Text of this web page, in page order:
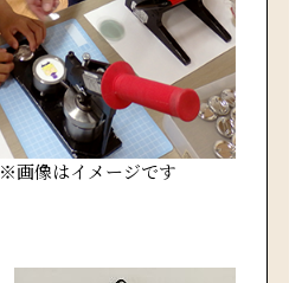
※画像はイメージです